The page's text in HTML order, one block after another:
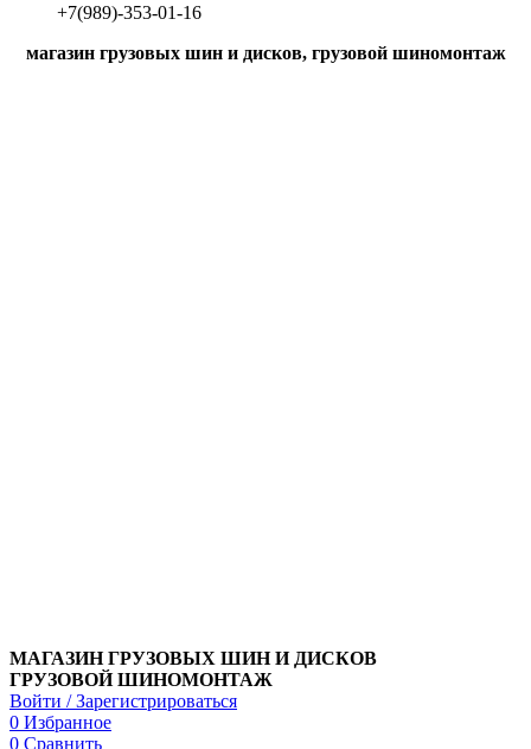
+7(989)-353-01-16
магазин грузовых шин и дисков, грузовой шиномонтаж
МАГАЗИН ГРУЗОВЫХ ШИН И ДИСКОВ
ГРУЗОВОЙ ШИНОМОНТАЖ
Войти / Зарегистрироваться
0 Избранное
0 Сравнить